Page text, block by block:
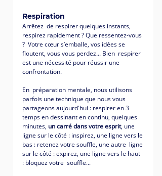
Respiration
Arrêtez  de respirer quelques instants,
respirez rapidement ? Que ressentez-vous
?  Votre cœur s’emballe, vos idées se
floutent, vous vous perdez... Bien  respirer
est une nécessité pour réussir une
confrontation.
En  préparation mentale, nous utilisons
parfois une technique que nous vous
partageons aujourd'hui : respirer en 3
temps en dessinant en continu, quelques
minutes, un carré dans votre esprit, une
ligne sur le côté : inspirez, une ligne vers le
bas : retenez votre souffle, une autre  ligne
sur le côté : expirez, une ligne vers le haut
: bloquez votre  souffle...